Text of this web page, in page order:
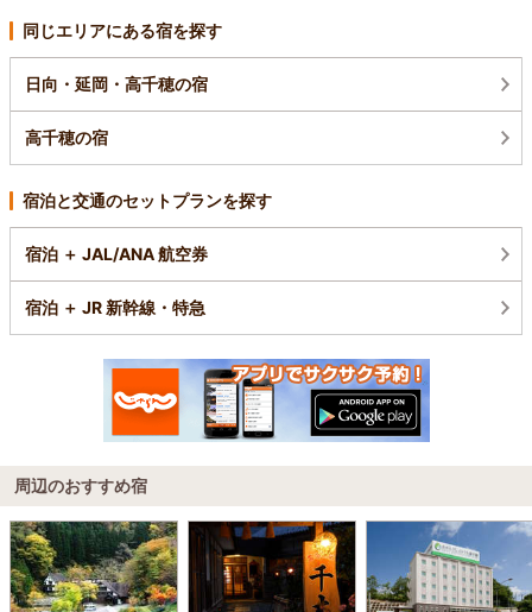
同じエリアにある宿を探す
日向・延岡・高千穂の宿
高千穂の宿
宿泊と交通のセットプランを探す
宿泊 ＋ JAL/ANA 航空券
宿泊 ＋ JR 新幹線・特急
周辺のおすすめ宿